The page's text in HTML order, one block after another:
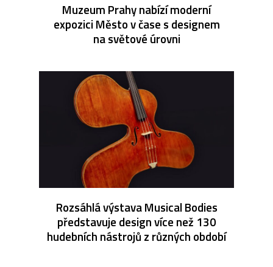
Muzeum Prahy nabízí moderní
expozici Město v čase s designem
na světové úrovni
Rozsáhlá výstava Musical Bodies
představuje design více než 130
hudebních nástrojů z různých období